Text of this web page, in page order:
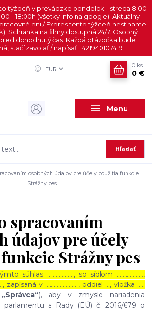
týždeň v prevádzke pondelok - streda 8:00
- 18:00h (všetky info na google). Aktuálny
dni / Expres tento týždeň nestíhame
Schránka na filmy dostupná 24/7. Osobný
dohodnutý čas. Každá otázočka bude
stačí zavolať / napísať +421940107419
Menu
EUR
Hľadať
0 ks
0 €
osobných údajov pre účely použitia funkcie
Strážny pes
spracovaním
údajov pre účely
Strážny pes
súhlas ……………..., so sídlom ………………,
zapísaná v ………………… , oddiel …, vložka …..
„Správca“), aby v zmysle nariadenia
parlamentu a Rady (EÚ) č. 2016/679 o